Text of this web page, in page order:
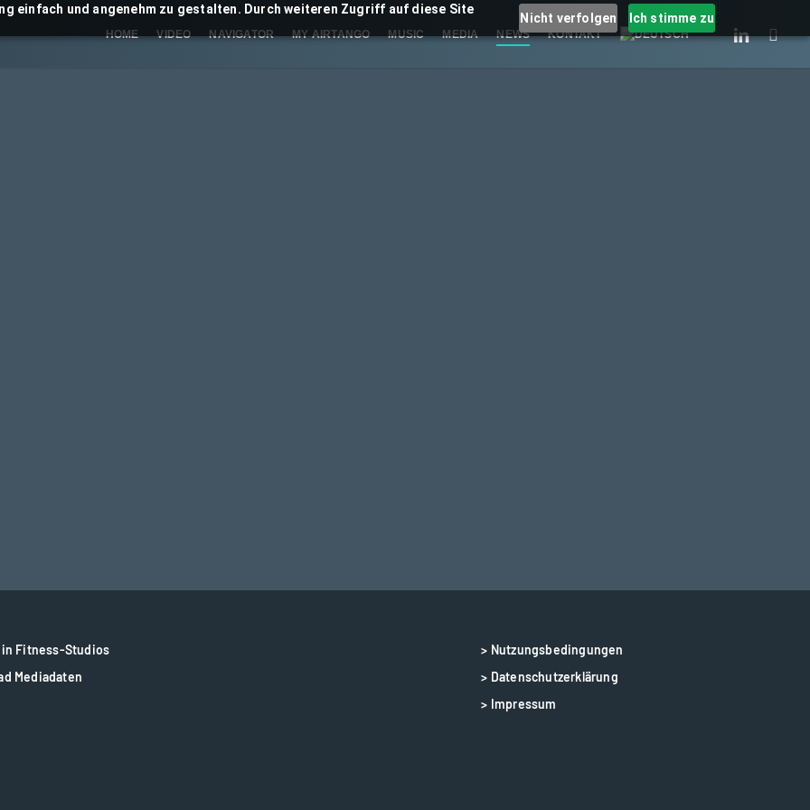
einfach und angenehm zu gestalten. Durch weiteren Zugriff auf diese Site
Nicht verfolgen Ich stimme zu
HOME VIDEO NAVIGATOR MY AIRTANGO MUSIC MEDIA NEWS KONTAKT LINKEDIN
in Fitness-Studios
Mediadaten
> Nutzungsbedingungen
> Datenschutzerklärung
> Impressum